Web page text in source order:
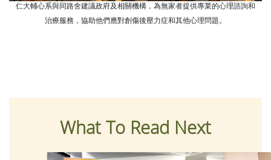
仁大輔心系與同路舍建議政府及相關機構，為無家者提供專業的心理諮詢和
治療服務，協助他們應對創傷後壓力症和其他心理問題。
What To Read Next